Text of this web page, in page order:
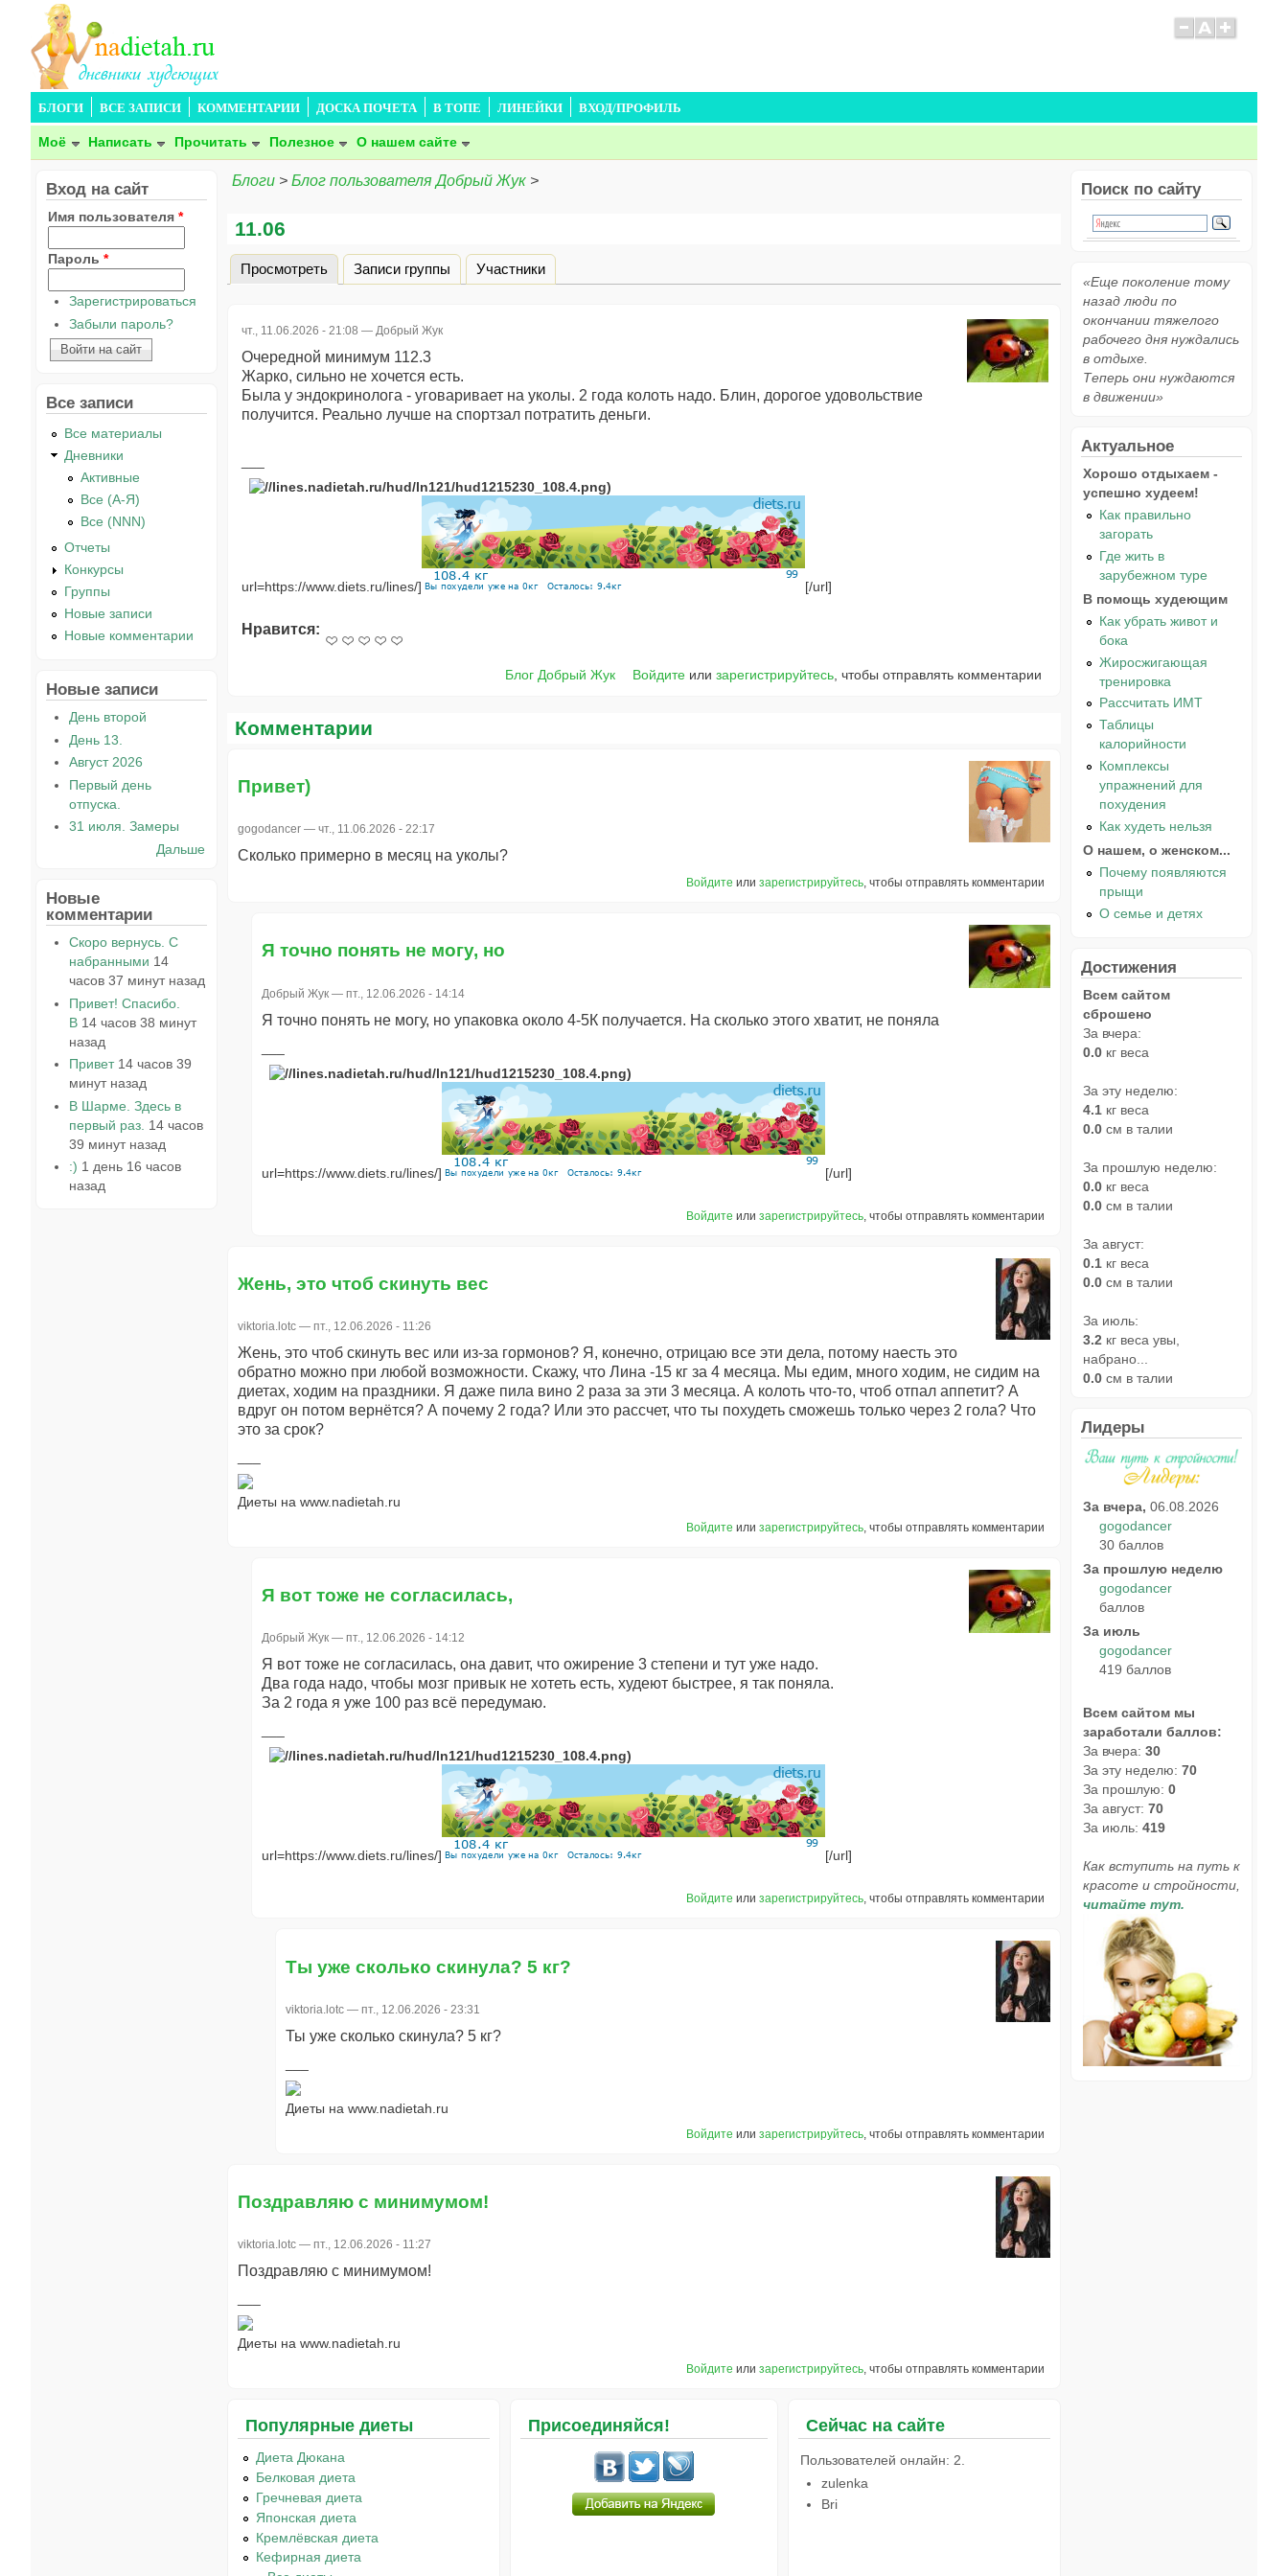
БЛОГИ ВСЕ ЗАПИСИ КОММЕНТАРИИ ДОСКА ПОЧЕТА В ТОПЕ ЛИНЕЙКИ ВХОД/ПРОФИЛЬ
Моё Написать Прочитать Полезное О нашем сайте
Блоги > Блог пользователя Добрый Жук >
11.06
Главные вкладки
Просмотреть (активная вкладка)
Записи группы Участники
чт., 11.06.2026 - 21:08 — Добрый Жук
Очередной минимум 112.3
Жарко, сильно не хочется есть.
Была у эндокринолога - уговаривает на уколы. 2 года колоть надо. Блин, дорогое удовольствие
получится. Реально лучше на спортзал потратить деньги.
url=https://www.diets.ru/lines/] [/url]
Нравится:
Блог Добрый Жук Войдите илизарегистрируйтесь , чтобы отправлять комментарии
Комментарии
Привет)
gogodancer — чт., 11.06.2026 - 22:17
Сколько примерно в месяц на уколы?
Войдите или зарегистрируйтесь, чтобы отправлять комментарии
Я точно понять не могу, но
Добрый Жук — пт., 12.06.2026 - 14:14
Я точно понять не могу, но упаковка около 4-5К получается. На сколько этого хватит, не поняла
url=https://www.diets.ru/lines/] [/url]
Войдите или зарегистрируйтесь , чтобы отправлять комментарии
Жень, это чтоб скинуть вес
viktoria.lotc — пт., 12.06.2026 - 11:26
Жень, это чтоб скинуть вес или из-за гормонов? Я, конечно, отрицаю все эти дела, потому наесть это
обратно можно при любой возможности. Скажу, что Лина -15 кг за 4 месяца. Мы едим, много ходим, не сидим на
диетах, ходим на праздники. Я даже пила вино 2 раза за эти 3 месяца. А колоть что-то, чтоб отпал аппетит? А
вдруг он потом вернётся? А почему 2 года? Или это рассчет, что ты похудеть сможешь только через 2 гола? Что
это за срок?
Диеты на www.nadietah.ru
Войдите или зарегистрируйтесь, чтобы отправлять комментарии
Я вот тоже не согласилась,
Добрый Жук — пт., 12.06.2026 - 14:12
Я вот тоже не согласилась, она давит, что ожирение 3 степени и тут уже надо.
Два года надо, чтобы мозг привык не хотеть есть, худеют быстрее, я так поняла.
За 2 года я уже 100 раз всё передумаю.
url=https://www.diets.ru/lines/] [/url]
Войдите или зарегистрируйтесь, чтобы отправлять комментарии
Ты уже сколько скинула? 5 кг?
viktoria.lotc — пт., 12.06.2026 - 23:31
Ты уже сколько скинула? 5 кг?
Диеты на www.nadietah.ru
Войдите или зарегистрируйтесь , чтобы отправлять комментарии
Поздравляю с минимумом!
viktoria.lotc — пт., 12.06.2026 - 11:27
Поздравляю с минимумом!
Диеты на www.nadietah.ru
Войдите или зарегистрируйтесь, чтобы отправлять комментарии
Популярные диеты
Диета Дюкана
Белковая диета
Гречневая диета
Японская диета
Кремлёвская диета
Кефирная диета
Присоединяйся! Сейчас на сайте
Пользователей онлайн: 2.
zulenka
Bri
Вход на сайт
Имя пользователя *
Пароль *
Зарегистрироваться
Забыли пароль?
Все записи
Все материалы
Дневники
Активные
Все (А-Я)
Все (NNN)
Отчеты
Конкурсы
Группы
Новые записи
Новые комментарии
Новые записи
День второй
День 13.
Август 2026
Первый день
отпуска.
31 июля. Замеры
Дальше
Новые
комментарии
Скоро вернусь. С
набранными 14
часов 37 минут назад
Привет! Спасибо.
В 14 часов 38 минут
назад
Привет 14 часов 39
минут назад
В Шарме. Здесь в
первый раз. 14 часов
39 минут назад
:) 1 день 16 часов
назад
Поиск по сайту
«Еще поколение тому
назад люди по
окончании тяжелого
рабочего дня нуждались
в отдыхе.
Теперь они нуждаются
в движении»
Актуальное
Хорошо отдыхаем -
успешно худеем!
Как правильно
загорать
Где жить в
зарубежном туре
В помощь худеющим
Как убрать живот и
бока
Жиросжигающая
тренировка
Рассчитать ИМТ
Таблицы
калорийности
Комплексы
упражнений для
похудения
Как худеть нельзя
О нашем, о женском...
Почему появляются
прыщи
О семье и детях
Достижения
Всем сайтом
сброшено
За вчера:
0.0 кг веса
За эту неделю:
4.1 кг веса
0.0 см в талии
За прошлую неделю:
0.0 кг веса
0.0 см в талии
За август:
0.1 кг веса
0.0 см в талии
За июль:
3.2 кг веса увы,
набрано...
0.0 см в талии
Лидеры
За вчера, 06.08.2026
gogodancer
30 баллов
За прошлую неделю
gogodancer
баллов
За июль
gogodancer
419 баллов
Всем сайтом мы
заработали баллов:
За вчера: 30
За эту неделю: 70
За прошлую: 0
За август: 70
За июль: 419
Как вступить на путь к
красоте и стройности,
читайте тут.